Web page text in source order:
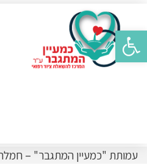
פתח סרגל נגישות
עמותת "כמעיין המתגבר" –